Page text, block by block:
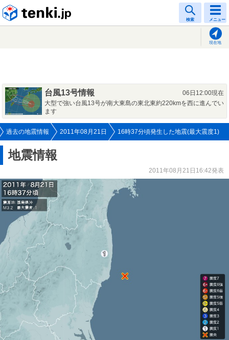
検索 メニュー
現在地
台風13号情報
06日12:00現在
大型で強い台風13号が南大東島の東北東約220kmを西に進んでい
ます
過去の地震情報 2011年08月21日 16時37分頃発生した地震(最大震度1)
地震情報
2011年08月21日16:42発表